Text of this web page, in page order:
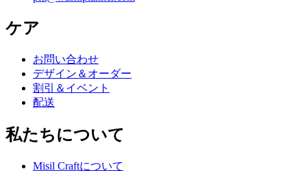
ケア
お問い合わせ
デザイン＆オーダー
割引＆イベント
配送
私たちについて
Misil Craftについて